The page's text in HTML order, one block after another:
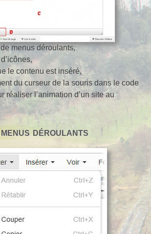
menus déroulants,
le contenu est inséré,
du curseur de la souris dans le code
réaliser l’animation d’un site au
déroulants